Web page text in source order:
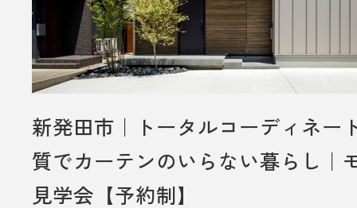
新発田市｜トータルコーディネー
質でカーテンのいらない暮らし｜
見学会【予約制】